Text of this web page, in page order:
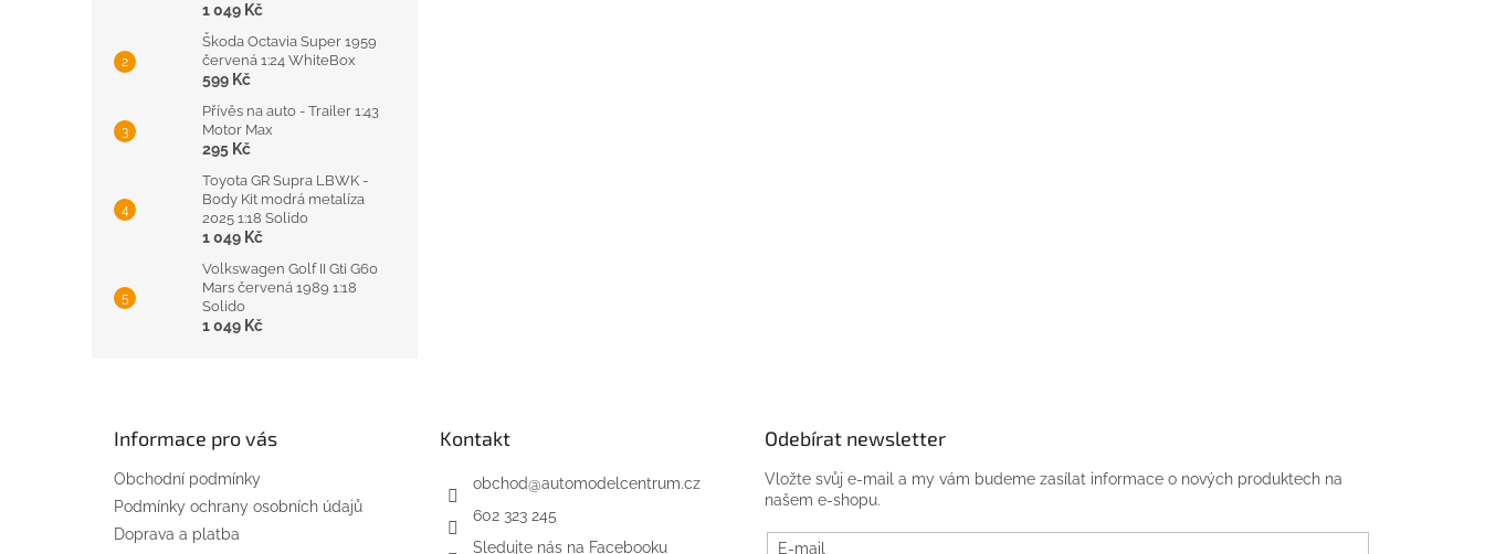
1 049 Kč
Škoda Octavia Super 1959
červená 1:24 WhiteBox
599 Kč
Přívěs na auto - Trailer 1:43
Motor Max
295 Kč
Toyota GR Supra LBWK -
Body Kit modrá metalíza
2025 1:18 Solido
1 049 Kč
Volkswagen Golf II Gti G60
Mars červená 1989 1:18
Solido
1 049 Kč
Informace pro vás
Obchodní podmínky
Podmínky ochrany osobních údajů
Doprava a platba
Kontakt
obchod@automodelcentrum.cz
602 323 245
Sledujte nás na Facebooku
Odebírat newsletter
Vložte svůj e-mail a my vám budeme zasílat informace o nových produktech na
našem e-shopu.
E-mail